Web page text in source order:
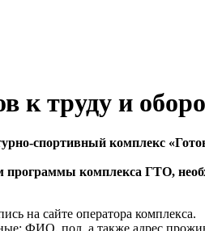
к труду и
спортивный комплекс
программы комплекса ГТО,
на сайте оператора комплекса.
ФИО, пол, а также адрес